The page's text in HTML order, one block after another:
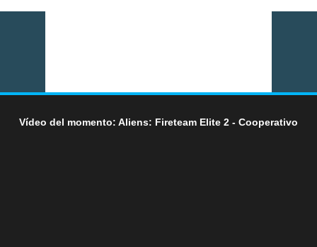
Vídeo del momento: Aliens: Fireteam Elite 2 - Cooperativo